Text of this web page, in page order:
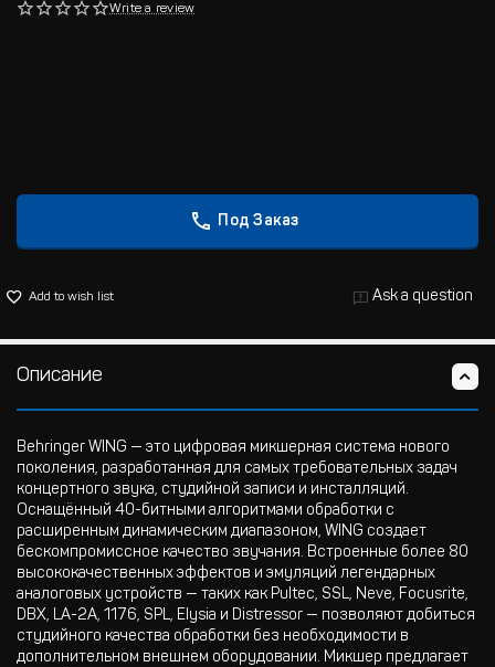
Write a review
Под Заказ
Add to wish list Ask a question
Описание
Behringer WING — это цифровая микшерная система нового
поколения, разработанная для самых требовательных задач
концертного звука, студийной записи и инсталляций.
Оснащённый 40-битными алгоритмами обработки с
расширенным динамическим диапазоном, WING создает
бескомпромиссное качество звучания. Встроенные более 80
высококачественных эффектов и эмуляций легендарных
аналоговых устройств — таких как Pultec, SSL, Neve, Focusrite,
DBX, LA-2A, 1176, SPL, Elysia и Distressor — позволяют добиться
студийного качества обработки без необходимости в
дополнительном внешнем оборудовании. Микшер предлагает